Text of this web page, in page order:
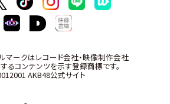
マークはレコード会社・映像制作会社
るコンテンツを示す登録商標です。
AKB48公式サイト